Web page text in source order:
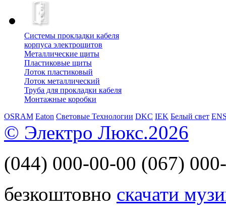
Системы прокладки кабеля
корпуса электрощитов
Металлические щиты
Пластиковые щиты
Лоток пластиковый
Лоток металлический
Труба для прокладки кабеля
Монтажные коробки
OSRAM Eaton Световые Технологии DKC IEK Белый свет
© Электро Люкс.2026
(044) 000-00-00 (067)
безкоштовно скачати